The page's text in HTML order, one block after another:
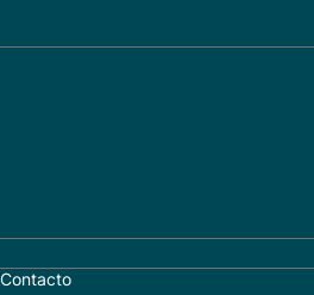
Contacto